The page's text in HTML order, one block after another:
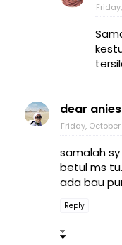
dear anies
Friday, October
samalah
betul ms
ada bau
Reply